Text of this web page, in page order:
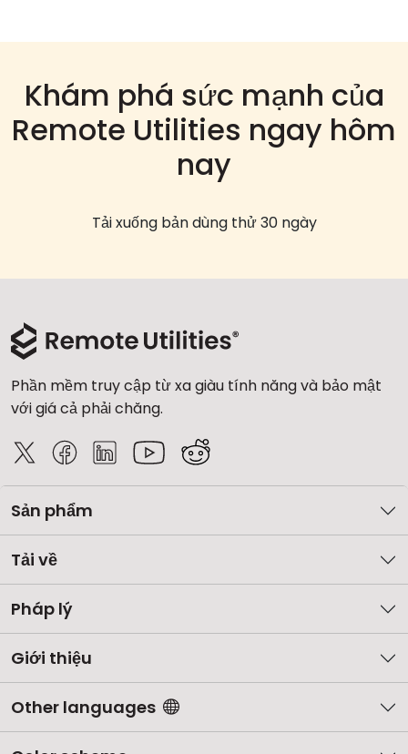
Khám phá sức mạnh của
Remote Utilities ngay hôm
nay
Tải xuống bản dùng thử 30 ngày
Phần mềm truy cập từ xa giàu tính năng và bảo mật
với giá cả phải chăng.
Sản phẩm
Tải về
Pháp lý
Giới thiệu
Other languages